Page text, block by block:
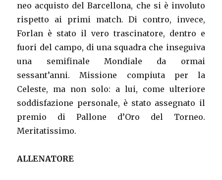
neo acquisto del Barcellona, che si è involuto
rispetto ai primi match. Di contro, invece,
Forlan è stato il vero trascinatore, dentro e
fuori del campo, di una squadra che inseguiva
una semifinale Mondiale da ormai
sessant’anni. Missione compiuta per la
Celeste, ma non solo: a lui, come ulteriore
soddisfazione personale, è stato assegnato il
premio di Pallone d’Oro del Torneo.
Meritatissimo.
ALLENATORE